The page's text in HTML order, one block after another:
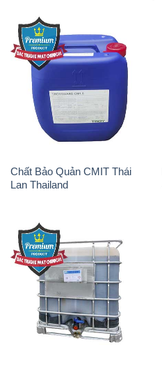
Chất Bảo Quản CMIT Thái
Lan Thailand